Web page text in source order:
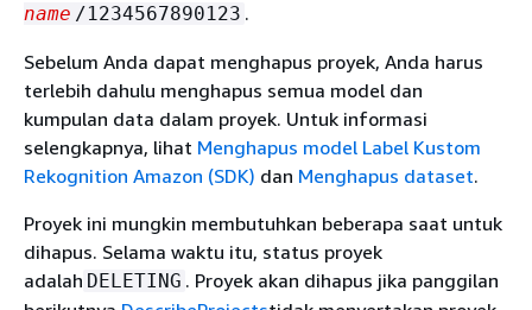
name /1234567890123 .
Sebelum Anda dapat menghapus proyek, Anda harus
terlebih dahulu menghapus semua model dan
kumpulan data dalam proyek. Untuk informasi
selengkapnya, lihat Menghapus model Label Kustom
Rekognition Amazon (SDK) dan Menghapus dataset.
Proyek ini mungkin membutuhkan beberapa saat untuk
dihapus. Selama waktu itu, status proyek
adalah DELETING . Proyek akan dihapus jika panggilan